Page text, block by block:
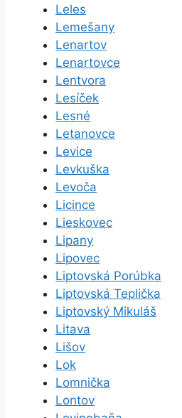
Leles
Lemešany
Lenartov
Lenartovce
Lentvora
Lesíček
Lesné
Letanovce
Levice
Levkuška
Levoča
Licince
Lieskovec
Lipany
Lipovec
Liptovská Porúbka
Liptovská Teplička
Liptovský Mikuláš
Litava
Lišov
Lok
Lomnička
Lontov